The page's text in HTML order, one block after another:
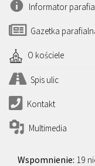
Informator
Gazetka
O kościele
Spis ulic
Kontakt
Multimedia
19